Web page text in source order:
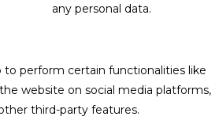
any personal data.
to perform certain functionalities like
website on social media platforms,
third-party features.